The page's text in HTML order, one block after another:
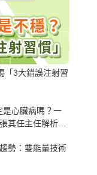
「3大錯誤注射習
是心臟病嗎？一
其任主任解析支
勢：雙能量技術